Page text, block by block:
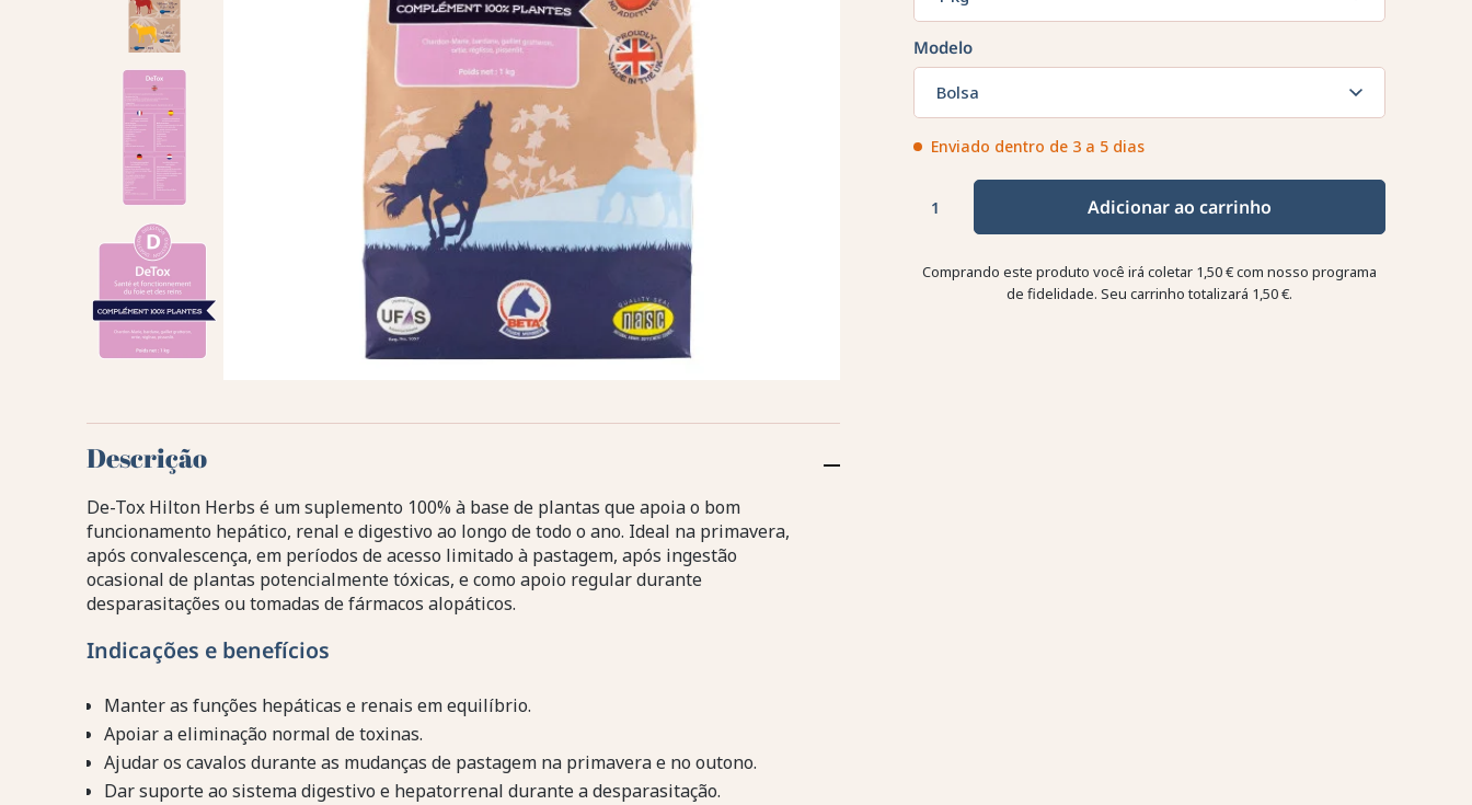
Modelo
Bolsa
Enviado dentro de 3 a 5 dias
Adicionar ao carrinho
Comprando este produto você irá coletar 1,50 €com nosso programa
de fidelidade. Seu carrinho totalizará 1,50 €.
Descrição
De-Tox Hilton Herbs é um suplemento 100% à base de plantas que apoia o bom
funcionamento hepático, renal e digestivo ao longo de todo o ano. Ideal na primavera,
após convalescença, em períodos de acesso limitado à pastagem, após ingestão
ocasional de plantas potencialmente tóxicas, e como apoio regular durante
desparasitações ou tomadas de fármacos alopáticos.
Indicações e benefícios
Manter as funções hepáticas e renais em equilíbrio.
Apoiar a eliminação normal de toxinas.
Ajudar os cavalos durante as mudanças de pastagem na primavera e no outono.
Dar suporte ao sistema digestivo e hepatorrenal durante a desparasitação.